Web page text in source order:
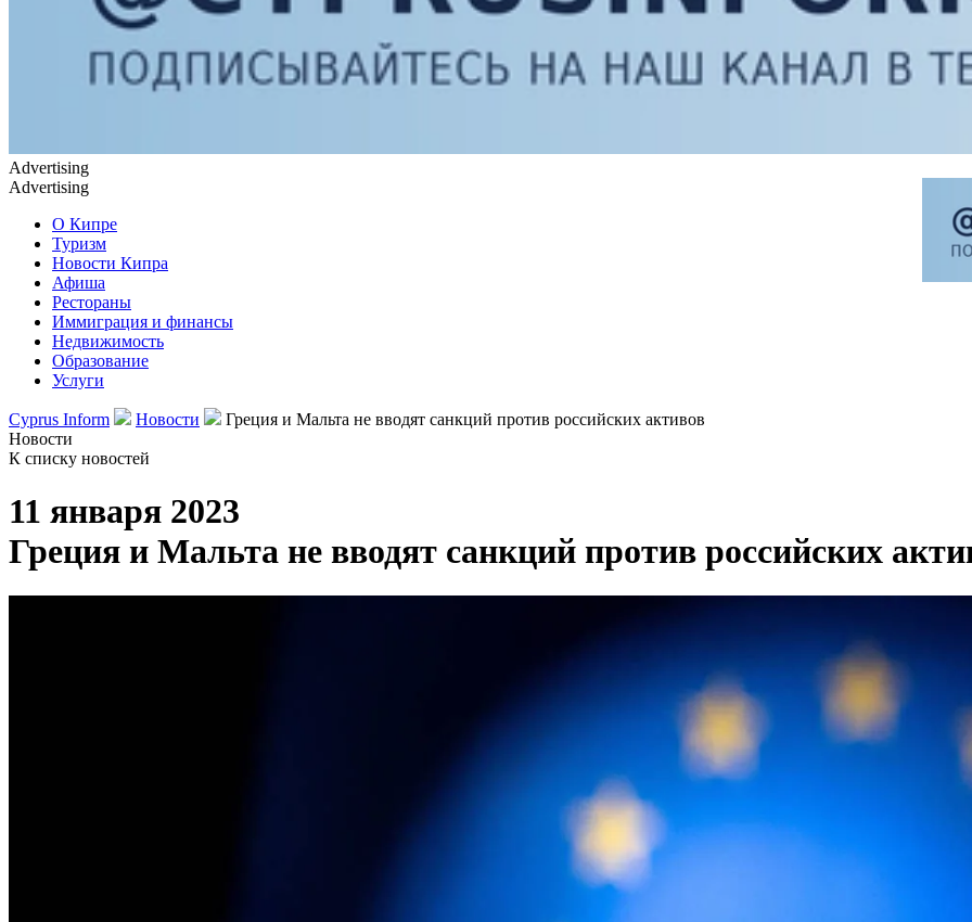
Advertising
Advertising
О Кипре
Туризм
Новости Кипра
Афиша
Рестораны
Иммиграция и финансы
Недвижимость
Образование
Услуги
Cyprus Inform Новости
Греция и Мальта не вводят санкций против российских активов
Новости
К списку новостей
11 января 2023
Греция и Мальта не вводят санкций против российских